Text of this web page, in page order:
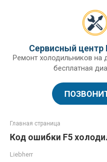
Сервисный центр
Ремонт холодильников на
бесплатная
Главная страница
Код ошибки F5
Liebherr